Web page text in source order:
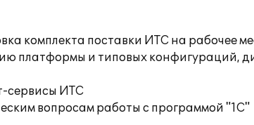
комплекта поставки ИТС на рабочее
платформы и типовых конфигураций,
сервисы ИТС
вопросам работы с программой "1С"